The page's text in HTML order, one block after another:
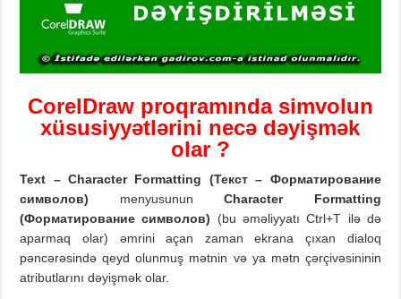
CorelDraw proqramında simvolun
xüsusiyyətlərini necə dəyişmək
olar ?
Text – Character Formatting (Текст – Форматирование
символов) menyusununCharacter Formatting
(Форматирование символов) (bu əməliyyatı Ctrl+T ilə də
aparmaq olar) əmrini açan zaman ekrana çıxan dialoq
pəncərəsində qeyd olunmuş mətnin və ya mətn çərçivəsininin
atributlarını dəyişmək olar.